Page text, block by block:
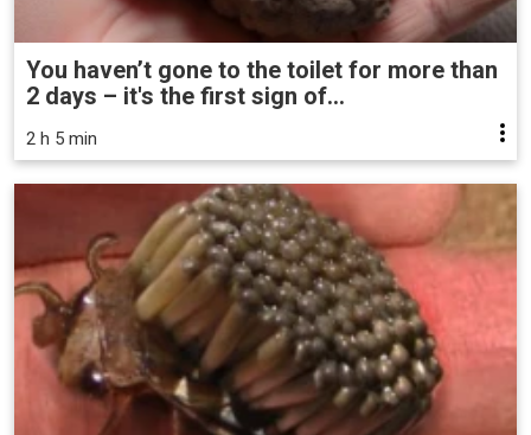
You haven’t gone to the toilet for more than
2 days – it's the first sign of...
2 h 5 min